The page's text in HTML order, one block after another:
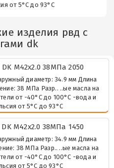
от 5°C до 93°C
изделия рвд с
dk
М42х2.0 38МПа 2050
диаметр: 34.9 мм Длина
38 МПа Разр.. ..ые масла на
от -40°C до 100°C -вода и
от 5°C до 93°C
М42х2.0 38МПа 1450
диаметр: 34.9 мм Длина
38 МПа Разр.. ..ые масла на
от -40°C до 100°C -вода и
от 5°C до 93°C